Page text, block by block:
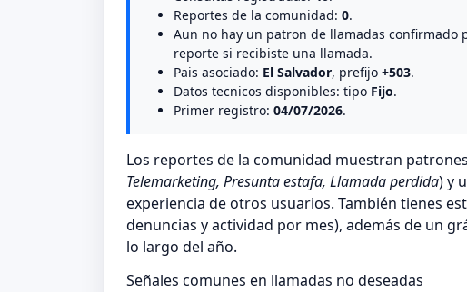
Reportes de la comunidad: 0.
Aun no hay un patron de llamadas
reporte si recibiste una llamada.
Pais asociado: El Salvador, prefijo +503.
Datos tecnicos disponibles: tipo Fijo.
Primer registro: 04/07/2026.
Los reportes de la comunidad muestran
Telemarketing, Presunta estafa, Llamada perdida) y
experiencia de otros usuarios. También tienes
denuncias y actividad por mes), además de un
lo largo del año.
Señales comunes en llamadas no deseadas